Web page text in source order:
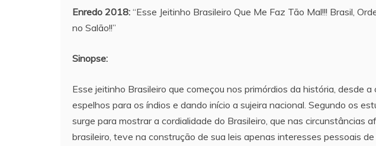
Enredo 2018: “Esse Jeitinho Brasileiro Que Me Faz Tão Mal!!! Brasil,
no Salão!!”
Sinopse:
Esse jeitinho Brasileiro que começou nos primórdios da história, desde
espelhos para os índios e dando início a sujeira nacional. Segundo os
surge para mostrar a cordialidade do Brasileiro, que nas circunstâncias
brasileiro, teve na construção de sua leis apenas interesses pessoais